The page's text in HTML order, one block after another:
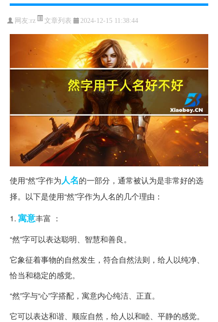
网友:rz 文章列表 2024-12-15 11:38:44
使用“然”字作为人名的一部分，通常被认为是非常好的选
择。以下是使用“然”字作为人名的几个理由：
1. 寓意丰富 ：
“然”字可以表达聪明、智慧和善良。
它象征着事物的自然发生，符合自然法则，给人以纯净、
恰当和稳定的感觉。
“然”字与“心”字搭配，寓意内心纯洁、正直。
它可以表达和谐、顺应自然，给人以和睦、平静的感觉。